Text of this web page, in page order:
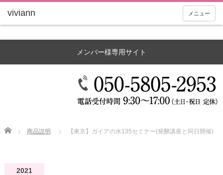
メニュー
メンバー様専用サイト
Home 商品説明 【東京】ガイアの水135セミナー(発酵講座と同日開催)
2021